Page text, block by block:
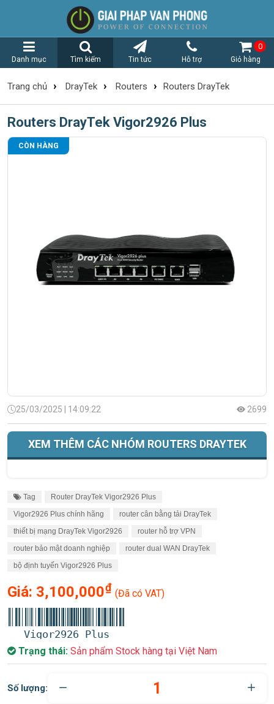
Danh mục Tìm kiếm Tin tức Hỗ trợ Giỏ hàng
0
Trang chủ › DrayTek › Routers › Routers DrayTek
Routers DrayTek Vigor2926 Plus
CÒN HÀNG
25/03/2025 | 14:09:22 2699
XEM THÊM CÁC NHÓM ROUTERS DRAYTEK
Tag
Router DrayTek Vigor2926 Plus
Vigor2926 Plus chính hãng
router cân bằng tải DrayTek
thiết bị mạng DrayTek Vigor2926
router hỗ trợ VPN
router bảo mật doanh nghiệp
router dual WAN DrayTek
bộ định tuyến Vigor2926 Plus
Giá: 3,100,000₫ (Đã có VAT)
Vigor2926 Plus
Trạng thái: Sản phẩm Stock hàng tại Việt Nam
Số lượng: